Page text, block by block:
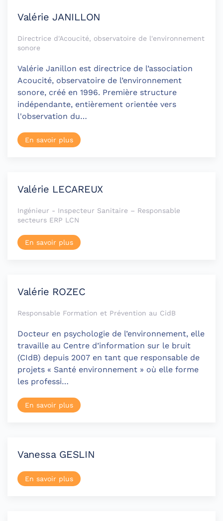
Valérie JANILLON
Directrice d'Acoucité, observatoire de l'environnement
sonore
Valérie Janillon est directrice de l’association
Acoucité, observatoire de l’environnement
sonore, créé en 1996. Première structure
indépendante, entièrement orientée vers
l'observation du…
En savoir plus
Valérie LECAREUX
Ingénieur - Inspecteur Sanitaire – Responsable
secteurs ERP LCN
En savoir plus
Valérie ROZEC
Responsable Formation et Prévention au CidB
Docteur en psychologie de l’environnement, elle
travaille au Centre d’information sur le bruit
(CIdB) depuis 2007 en tant que responsable de
projets « Santé environnement » où elle forme
les professi…
En savoir plus
Vanessa GESLIN
En savoir plus